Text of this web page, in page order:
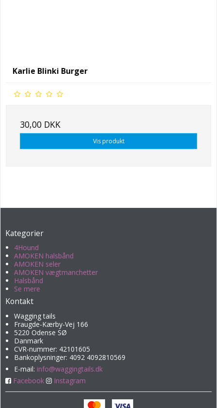
Karlie Blinki Burger
30,00 DKK
Vis produkt
Kategorier
4Hound
AMOKEN halsbånd
AMOKEN seler
AMOKEN vægtmanchetter
Halsbånd
Se mere
Kontakt
Wagging tails
Fraugde-Kærby-Vej 166
5220 Odense SØ
Danmark
CVR-nummer: 42101605
Bankoplysninger: 4092 4092810569
E-mail: info@waggingtails.dk
Facebook
Instagram